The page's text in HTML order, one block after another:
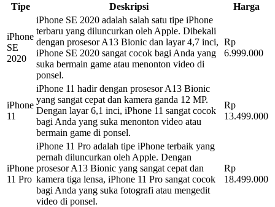
Tipe Deskripsi Harga
iPhone
SE
2020
iPhone SE 2020 adalah salah satu tipe iPhone
terbaru yang diluncurkan oleh Apple. Dibekali
dengan prosesor A13 Bionic dan layar 4,7 inci,
iPhone SE 2020 sangat cocok bagi Anda yang
suka bermain game atau menonton video di
ponsel.
Rp
6.999.000
iPhone
11
iPhone 11 hadir dengan prosesor A13 Bionic
yang sangat cepat dan kamera ganda 12 MP.
Dengan layar 6,1 inci, iPhone 11 sangat cocok
bagi Anda yang suka menonton video atau
bermain game di ponsel.
Rp
13.499.000
iPhone
11 Pro
iPhone 11 Pro adalah tipe iPhone terbaik yang
pernah diluncurkan oleh Apple. Dengan
prosesor A13 Bionic yang sangat cepat dan
kamera tiga lensa, iPhone 11 Pro sangat cocok
bagi Anda yang suka fotografi atau mengedit
video di ponsel.
Rp
18.499.000